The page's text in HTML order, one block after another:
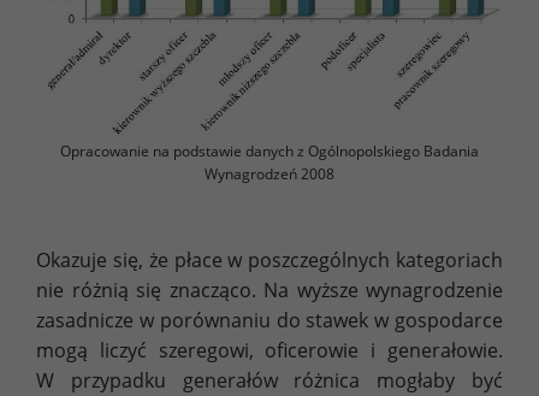
Opracowanie na podstawie danych z Ogólnopolskiego Badania
Wynagrodzeń 2008
Okazuje się, że płace w poszczególnych kategoriach
nie różnią się znacząco. Na wyższe wynagrodzenie
zasadnicze w porównaniu do stawek w gospodarce
mogą liczyć szeregowi, oficerowie i generałowie.
W przypadku generałów różnica mogłaby być